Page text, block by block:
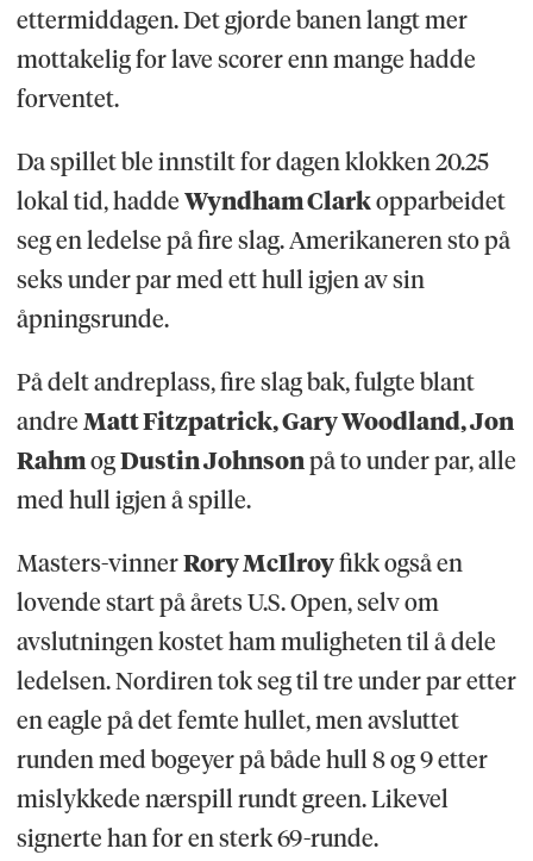
ettermiddagen. Det gjorde banen langt mer
mottakelig for lave scorer enn mange hadde
forventet.
Da spillet ble innstilt for dagen klokken 20.25
lokal tid, hadde Wyndham Clarkopparbeidet
seg en ledelse på fire slag. Amerikaneren sto på
seks under par med ett hull igjen av sin
åpningsrunde.
På delt andreplass, fire slag bak, fulgte blant
andre Matt Fitzpatrick, Gary Woodland, Jon
RahmogDustin Johnson på to under par, alle
med hull igjen å spille.
Masters-vinnerRory McIlroyfikk også en
lovende start på årets U.S. Open, selv om
avslutningen kostet ham muligheten til å dele
ledelsen. Nordiren tok seg til tre under par etter
en eagle på det femte hullet, men avsluttet
runden med bogeyer på både hull 8 og 9 etter
mislykkede nærspill rundt green. Likevel
signerte han for en sterk 69-runde.